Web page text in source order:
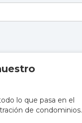
lo que pasa en el
de condominios.